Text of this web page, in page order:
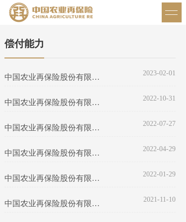
偿付能力
中国农业再保险股份有限公司2022年四季度偿付能力季度报告摘要 2023-02-01
中国农业再保险股份有限公司2022年3季度偿付能力季度报告摘要 2022-10-31
中国农业再保险股份有限公司2022年第2季度偿付能力季度报告摘要 2022-07-27
中国农业再保险股份有限公司2022年第1季度偿付能力季度报告摘要 2022-04-29
中国农业再保险股份有限公司2021年第4季度偿付能力季度报告摘要 2022-01-29
中国农业再保险股份有限公司2021年3季度偿付能力季度报告摘要 2021-11-10